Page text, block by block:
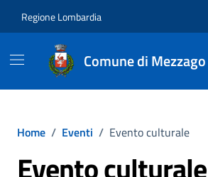
Regione Lombardia
Comune di Mezzago
Home / Eventi / Evento culturale